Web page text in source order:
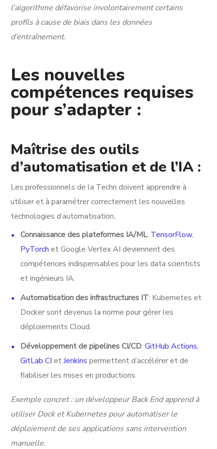
l’algorithme défavorise involontairement certains
profils à cause de biais dans les données
d’entraînement.
Les nouvelles
compétences requises
pour s’adapter :
Maîtrise des outils
d’automatisation et de l’IA :
Les professionnels de la Techn doivent apprendre à
utiliser et à paramétrer correctement les nouvelles
technologies d’automatisation.
Connaissance des plateformes IA/ML: TensorFlow,
PyTorch et Google Vertex AI deviennent des
compétences indispensables pour les data scientists
et ingénieurs IA.
Automatisation des infrastructures IT: Kubernetes et
Docker sont devenus la norme pour gérer les
déploiements Cloud.
Développement de pipelines CI/CD:GitHub Actions,
GitLab CI etJenkins permettent d’accélérer et de
fiabiliser les mises en productions.
Exemple concret : un développeur Back End apprend à
utiliser Dock et Kubernetes pour automatiser le
déploiement de ses applications sans intervention
manuelle.